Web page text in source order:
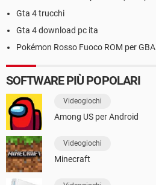
Gta 4 trucchi
Gta 4 download pc ita
Pokémon Rosso Fuoco ROM per GBA
SOFTWARE PIÙ POPOLARI
Videogiochi
Among US per Android
Videogiochi
Minecraft